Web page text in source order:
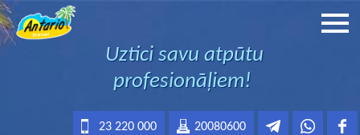
Uztici savu atpūtu
profesionāļiem!
20080600
23 220 000